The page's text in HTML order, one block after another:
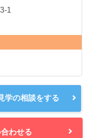
1
学の相談をする
わせる